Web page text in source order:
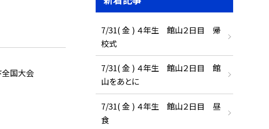
全国大会
7/31( 金 ) ４年生 館山２日目 帰
校式
7/31( 金 ) ４年生 館山２日目 館
山をあとに
7/31( 金 ) ４年生 館山２日目 昼
食